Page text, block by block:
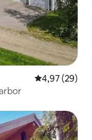
4,97 (29)